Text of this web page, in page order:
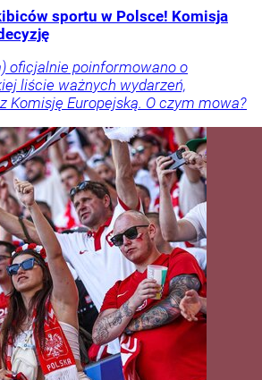
sportu w Polsce! Komisja
oficjalnie poinformowano o
liście ważnych wydarzeń,
Komisję Europejską. O czym mowa?